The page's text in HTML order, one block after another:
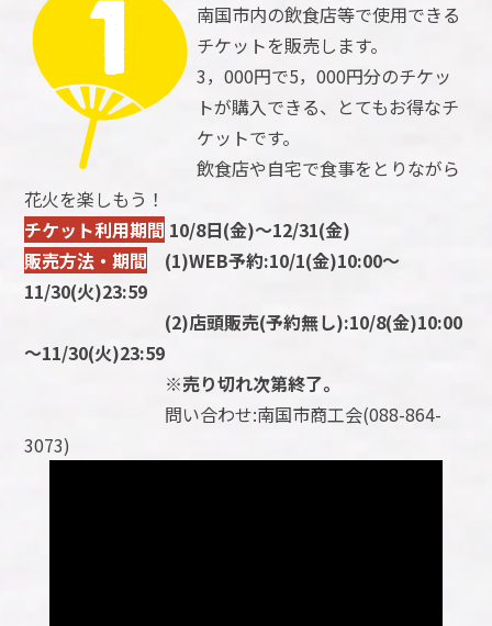
南国市内の飲食店等で使用できる
チケットを販売します。
3，000円で5，000円分のチケッ
トが購入できる、とてもお得なチ
ケットです。
飲食店や自宅で食事をとりながら
花火を楽しもう！
チケット利用期間 10/8日(金)～12/31(金)
販売方法・期間
(1)WEB予約:10/1(金)10:00～
11/30(火)23:59
(2)店頭販売(予約無し):10/8(金)10:00
～11/30(火)23:59
※売り切れ次第終了。
問い合わせ:南国市商工会(088-864-
3073)